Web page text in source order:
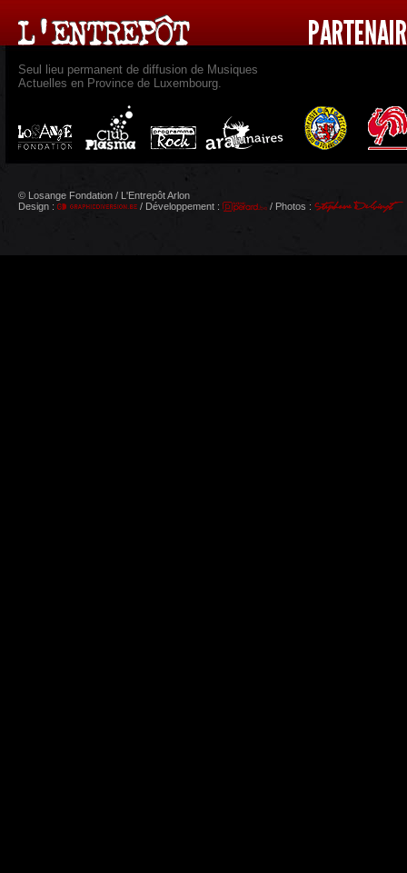
Seul lieu permanent de diffusion de Musiques
Actuelles en Province de Luxembourg.
© Losange Fondation / L'Entrepôt Arlon
Design :
/ Développement : / Photos :